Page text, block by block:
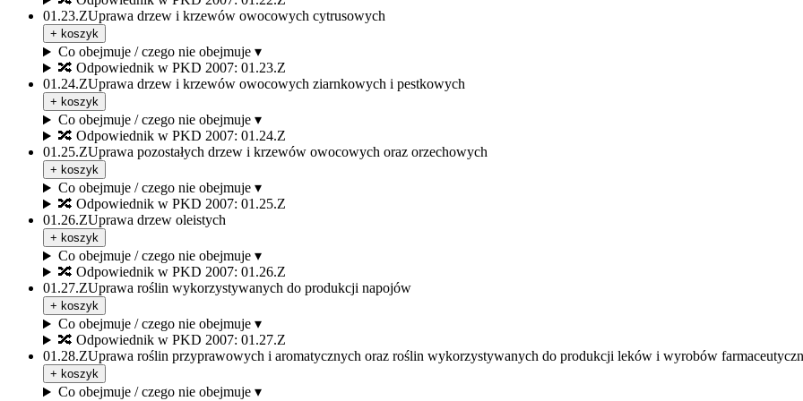
01.23.ZUprawa drzew i krzewów owocowych cytrusowych
+ koszyk
Co obejmuje / czego nie obejmuje ▾
🔀 Odpowiednik w PKD 2007: 01.23.Z
01.24.ZUprawa drzew i krzewów owocowych ziarnkowych i pestkowych
+ koszyk
Co obejmuje / czego nie obejmuje ▾
🔀 Odpowiednik w PKD 2007: 01.24.Z
01.25.ZUprawa pozostałych drzew i krzewów owocowych oraz orzechowych
+ koszyk
Co obejmuje / czego nie obejmuje ▾
🔀 Odpowiednik w PKD 2007: 01.25.Z
01.26.ZUprawa drzew oleistych
+ koszyk
Co obejmuje / czego nie obejmuje ▾
🔀 Odpowiednik w PKD 2007: 01.26.Z
01.27.ZUprawa roślin wykorzystywanych do produkcji napojów
+ koszyk
Co obejmuje / czego nie obejmuje ▾
🔀 Odpowiednik w PKD 2007: 01.27.Z
01.28.ZUprawa roślin przyprawowych i aromatycznych oraz roślin wykorzystywanych do produkcji leków i wyrobów
+ koszyk
Co obejmuje / czego nie obejmuje ▾